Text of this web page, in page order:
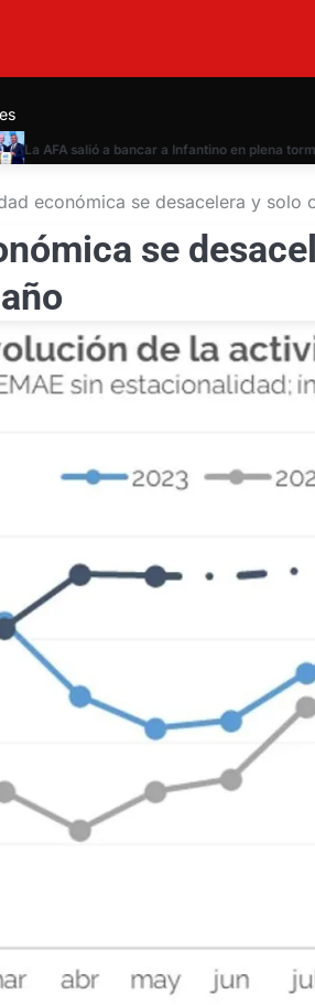
AFA salió a bancar a Infantino en plena
económica se desacelera y solo
se